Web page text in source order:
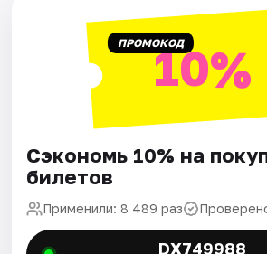
ПРОМОКОД10%
Сэкономь 10% на
билетов
Применили: 8 489 раз
DX749988